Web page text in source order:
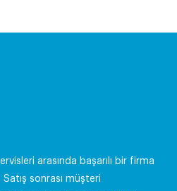
arasında başarılı bir firma
sonrası müşteri